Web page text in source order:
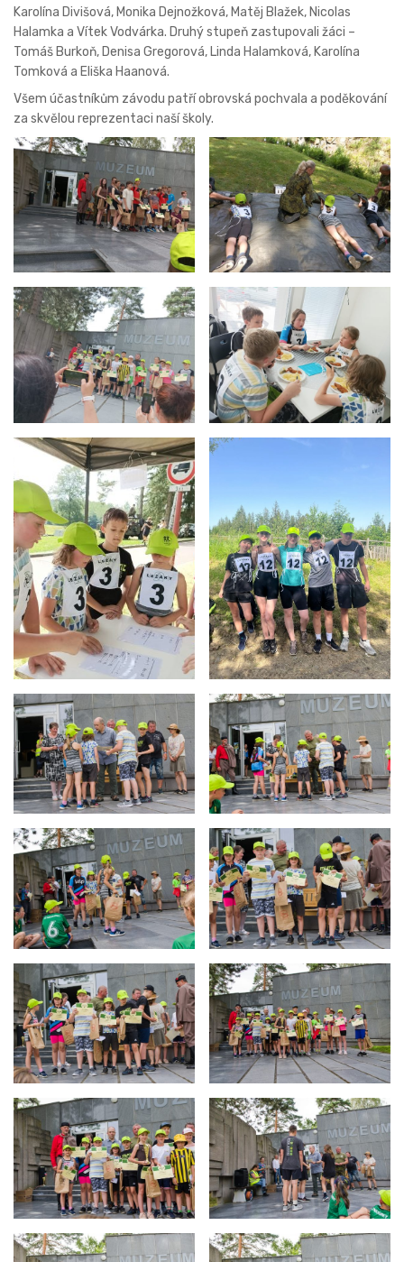
Karolína Divišová, Monika Dejnožková, Matěj Blažek, Nicolas
Halamka a Vítek Vodvárka. Druhý stupeň zastupovali žáci –
Tomáš Burkoň, Denisa Gregorová, Linda Halamková, Karolína
Tomková a Eliška Haanová.
Všem účastníkům závodu patří obrovská pochvala a poděkování
za skvělou reprezentaci naší školy.